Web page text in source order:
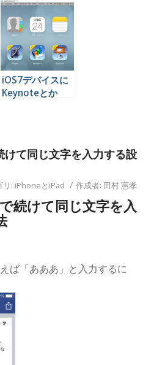
いるアプリを閉じ
る方法
iOS7デバイスに
Keynoteとか
て同じ文字を入力する設
リ: iPhoneとiPad / 作成者: 田村 憲孝
続けて同じ文字を入
ば「あああ」と入力するに